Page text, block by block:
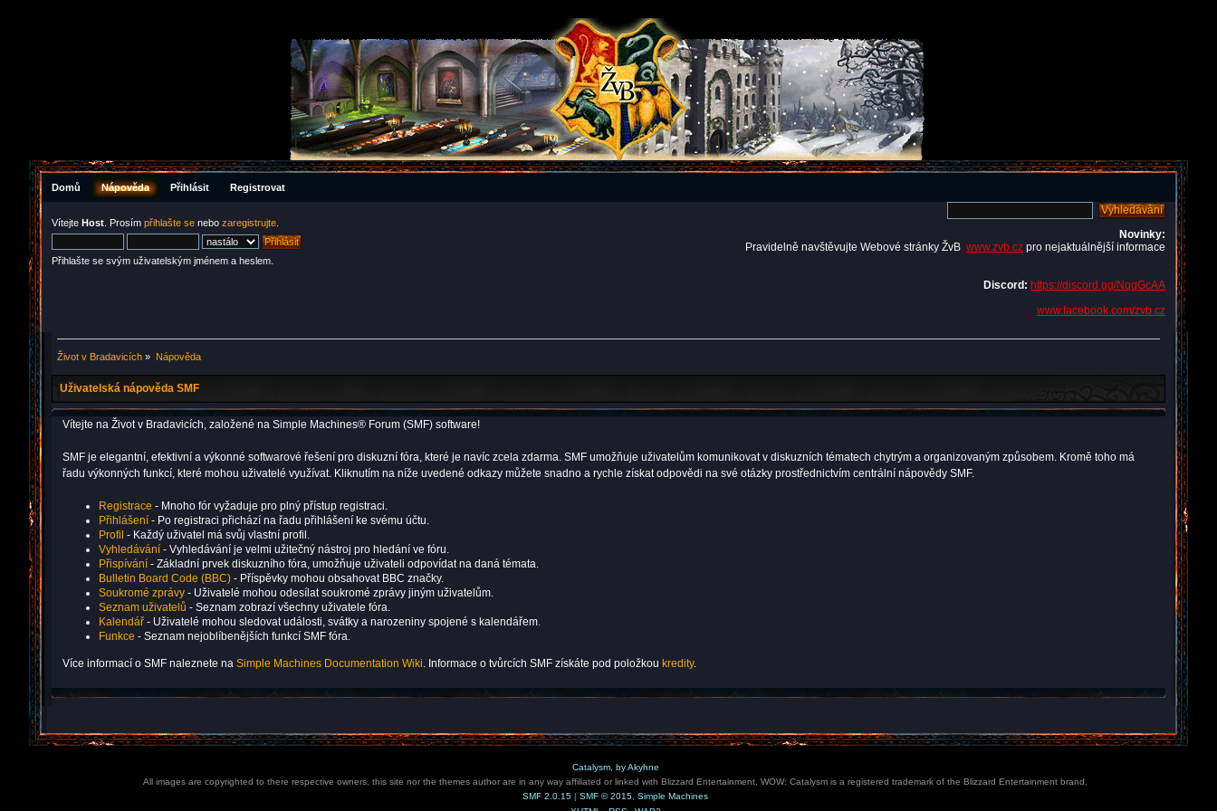
Domů Nápověda Přihlásit Registrovat
Vítejte Host . Prosím přihlašte se nebo zaregistrujte
Přihlašte se svým uživatelským jménem a heslem.
Novinky:
Pravidelně navštěvujte Webové stránky ŽvB www.zvb.cz pro nejaktuálnější informace
Discord: https://discord.gg/NqqGcAA
www.facebook.com/zvb.cz
Život v Bradavicích » Nápověda
Uživatelská nápověda SMF
Vítejte na Život v Bradavicích, založené na Simple Machines® Forum (SMF) software!
SMF je elegantní, efektivní a výkonné softwarové řešení pro diskuzní fóra, které je navíc zcela zdarma. SMF umožňuje uživatelům komunikovat v diskuzních tématech chytrým a organizovaným způsobem. Kromě toho má
řadu výkonných funkcí, které mohou uživatelé využívat. Kliknutím na níže uvedené odkazy můžete snadno a rychle získat odpovědi na své otázky prostřednictvím centrální nápovědy SMF.
Registrace - Mnoho fór vyžaduje pro plný přístup registraci.
Přihlášení - Po registraci přichází na řadu přihlášení ke svému účtu.
Profil - Každý uživatel má svůj vlastní profil.
Vyhledávání - Vyhledávání je velmi užitečný nástroj pro hledání ve fóru.
Přispívání - Základní prvek diskuzního fóra, umožňuje uživateli odpovídat na daná témata.
Bulletin Board Code (BBC)- Příspěvky mohou obsahovat BBC značky.
Soukromé zprávy - Uživatelé mohou odesílat soukromé zprávy jiným uživatelům.
Seznam uživatelů - Seznam zobrazí všechny uživatele fóra.
Kalendář - Uživatelé mohou sledovat události, svátky a narozeniny spojené s kalendářem.
Funkce - Seznam nejoblíbenějších funkcí SMF fóra.
Více informací o SMF naleznete naSimple Machines Documentation Wiki . Informace o tvůrcích SMF získáte pod položkoukredity.
Catalysm, by Akyhne
All images are copyrighted to there respective owners, this site nor the themes author are in any way affiliated or linked with Blizzard Entertainment, WOW: Catalysm is a registered trademark of the Blizzard Entertainment brand.
SMF 2.0.15
SMF © 2015, Simple Machines